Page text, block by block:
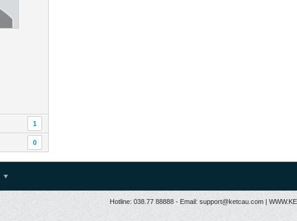
1
0
Hotline: 038.77 88888 - Email: support@ketcau.com |